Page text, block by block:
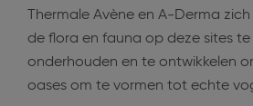
Thermale Avène en A-Derma
de flora en fauna op deze sites te
onderhouden en te ontwikkelen
oases om te vormen tot echte